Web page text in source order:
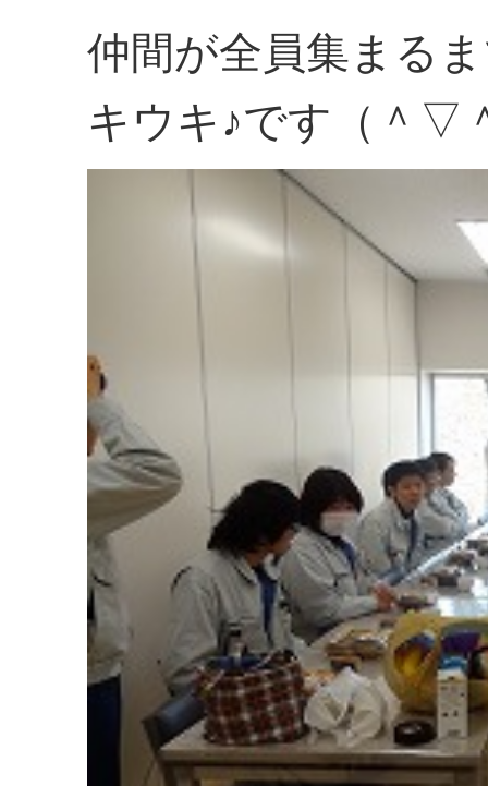
仲間が全員集まる
キウキ♪です（＾▽